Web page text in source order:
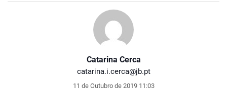
Catarina Cerca
catarina.i.cerca@jb.pt
11 de Outubro de 2019 11:03